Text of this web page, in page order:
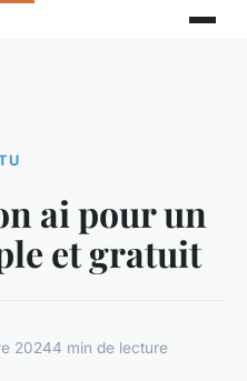
ai pour un
et gratuit
20244 min de lecture